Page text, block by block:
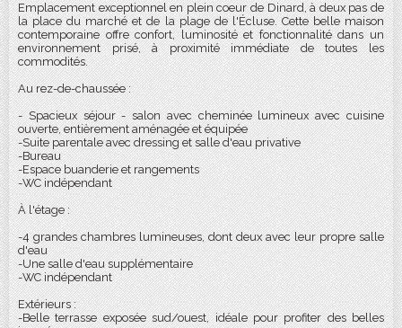
Emplacement exceptionnel en plein coeur de Dinard, à deux pas de
la place du marché et de la plage de l'Écluse. Cette belle maison
contemporaine offre confort, luminosité et fonctionnalité dans un
environnement prisé, à proximité immédiate de toutes les
commodités.
Au rez-de-chaussée :
- Spacieux séjour - salon avec cheminée lumineux avec cuisine
ouverte, entièrement aménagée et équipée
-Suite parentale avec dressing et salle d'eau privative
-Bureau
-Espace buanderie et rangements
-WC indépendant
À l'étage :
-4 grandes chambres lumineuses, dont deux avec leur propre salle
d'eau
-Une salle d'eau supplémentaire
-WC indépendant
Extérieurs :
-Belle terrasse exposée sud/ouest, idéale pour profiter des belles